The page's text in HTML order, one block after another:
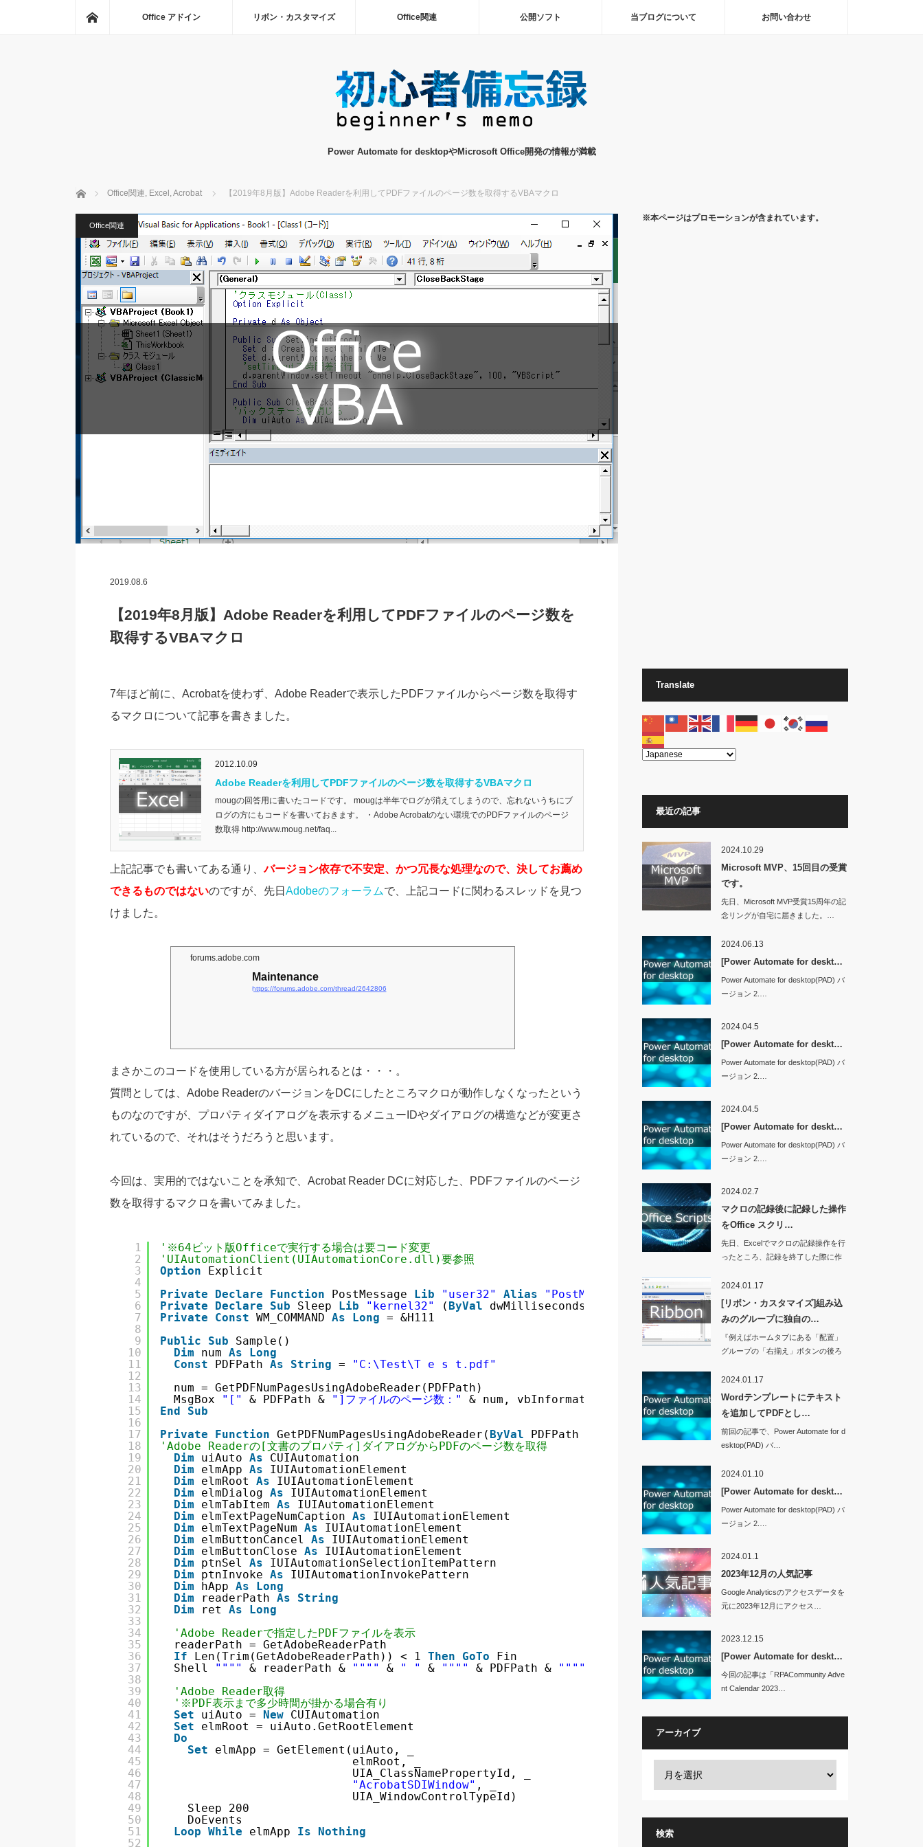
Office アドイン リボン・カスタマイズ Office関連 公開ソフト 当ブログについて お問い合わせ
Power Automate for desktopやMicrosoft Office開発の情報が満載
ホーム Office関連, Excel ,Acrobat 【2019年8月版】Adobe Readerを利用してPDFファイルのページ数を取得するVBAマクロ
Office関連
2019.08.6
【2019年8月版】Adobe Readerを利用してPDFファイルのページ数を
取得するVBAマクロ
7年ほど前に、Acrobatを使わず、Adobe Readerで表示したPDFファイルからページ数を取得す
るマクロについて記事を書きました。
2012.10.09
Adobe Readerを利用してPDFファイルのページ数を取得するVBAマクロ
mougの回答用に書いたコードです。 mougは半年でログが消えてしまうので、忘れないうちにブ
ログの方にもコードを書いておきます。 ・Adobe Acrobatのない環境でのPDFファイルのページ
数取得 http://www.moug.net/faq...
上記記事でも書いてある通り、バージョン依存で不安定、かつ冗長な処理なので、決してお薦め
できるものではないのですが、先日 Adobeのフォーラムで、上記コードに関わるスレッドを見つ
けました。
forums.adobe.com
Maintenance
https://forums.adobe.com/thread/2642806
まさかこのコードを使用している方が居られるとは・・・。
質問としては、Adobe ReaderのバージョンをDCにしたところマクロが動作しなくなったという
ものなのですが、プロパティダイアログを表示するメニューIDやダイアログの構造などが変更さ
れているので、それはそうだろうと思います。
今回は、実用的ではないことを承知で、Acrobat Reader DCに対応した、PDFファイルのページ
数を取得するマクロを書いてみました。
1
2
3
4
5
6
7
8
9
10
11
12
13
14
15
16
17
18
19
20
21
22
23
24
25
26
27
28
29
30
31
32
33
34
35
36
37
38
39
40
41
42
43
44
45
46
47
48
49
50
51
52
'※64ビット版Officeで実行する場合は要コード変更
'UIAutomationClient(UIAutomationCore.dll)要参照
Option
Explicit
Private
Declare Function PostMessage Lib "user32" Alias "PostMessageA" (ByVal hWnd
Private
Declare Sub Sleep Lib "kernel32" ( ByVal dwMilliseconds
)
Private
Const WM_COMMAND As Long = &H111
Public
Sub
Sample()
Dim
num As
Long
Const
PDFPath As String =
"C:\Test\T e s t.pdf"
num = GetPDFNumPagesUsingAdobeReader(PDFPath)
MsgBox
"[" & PDFPath & "]ファイルのページ数："
& num, vbInformation + vbSystemModal
End
Sub
Private
Function GetPDFNumPagesUsingAdobeReader( ByVal PDFPath String) As Long
'Adobe Readerの[文書のプロパティ]ダイアログからPDFのページ数を取得
Dim
uiAuto As
CUIAutomation
Dim
elmApp As
IUIAutomationElement
Dim
elmRoot As
IUIAutomationElement
Dim
elmDialog As
IUIAutomationElement
Dim
elmTabItem As
IUIAutomationElement
Dim
elmTextPageNumCaption As
IUIAutomationElement
Dim
elmTextPageNum As
IUIAutomationElement
Dim
elmButtonCancel As
IUIAutomationElement
Dim
elmButtonClose As
IUIAutomationElement
Dim
ptnSel As
IUIAutomationSelectionItemPattern
Dim
ptnInvoke As
IUIAutomationInvokePattern
Dim
hApp As
Long
Dim
readerPath As
String
Dim
ret As
Long
'Adobe Readerで指定したPDFファイルを表示
readerPath = GetAdobeReaderPath
If
Len(Trim(GetAdobeReaderPath)) < 1 Then GoTo
Fin
Shell
"" "" & readerPath & "" "" & " " & "" "" & PDFPath & "" ""
, vbNormalFocus
'Adobe Reader取得
'※PDF表示まで多少時間が掛かる場合有り
Set
uiAuto = New
CUIAutomation
Set
elmRoot = uiAuto.GetRootElement
Do
Set
elmApp = GetElement(uiAuto, _
elmRoot, _
UIA_ClassNamePropertyId, _
"AcrobatSDIWindow" , _
UIA_WindowControlTypeId)
Sleep 200
DoEvents
Loop While elmApp Is
Nothing
※本ページはプロモーションが含まれています。
Translate
最近の記事
2024.10.29
Microsoft MVP、15回目の受賞
です。
先日、Microsoft MVP受賞15周年の記
念リングが自宅に届きました。…
2024.06.13
[Power Automate for deskt…
Power Automate for desktop(PAD) バ
ージョン 2.…
2024.04.5
[Power Automate for deskt…
Power Automate for desktop(PAD) バ
ージョン 2.…
2024.04.5
[Power Automate for deskt…
Power Automate for desktop(PAD) バ
ージョン 2.…
2024.02.7
マクロの記録後に記録した操作
をOffice スクリ…
先日、Excelでマクロの記録操作を行
ったところ、記録を終了した際に作
2024.01.17
[リボン・カスタマイズ]組み込
みのグループに独自の…
『例えばホームタブにある「配置」
グループの「右揃え」ボタンの後ろ
2024.01.17
Wordテンプレートにテキスト
を追加してPDFとし…
前回の記事で、Power Automate for d
esktop(PAD) バ…
2024.01.10
[Power Automate for deskt…
Power Automate for desktop(PAD) バ
ージョン 2.…
2024.01.1
2023年12月の人気記事
Google Analyticsのアクセスデータを
元に2023年12月にアクセス…
2023.12.15
[Power Automate for deskt…
今回の記事は「RPACommunity Adve
nt Calendar 2023…
アーカイブ
検索